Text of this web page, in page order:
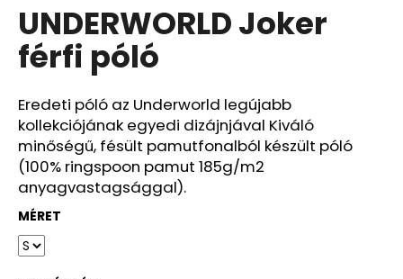
átlagos
értékelése
5-
ből
csillag.
UNDERWORLD Joker
férfi póló
Eredeti póló az Underworld legújabb
kollekciójának egyedi dizájnjával Kiváló
minőségű, fésült pamutfonalból készült póló
(100% ringspoon pamut 185g/m2
anyagvastagsággal).
MÉRET